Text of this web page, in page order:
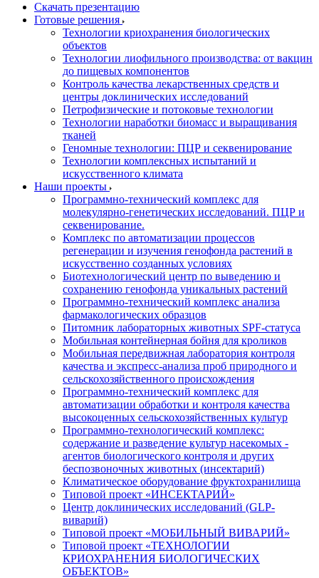
Скачать презентацию
Готовые решения
Технологии криохранения биологических
объектов
Технологии лиофильного производства: от вакцин
до пищевых компонентов
Контроль качества лекарственных средств и
центры доклинических исследований
Петрофизические и потоковые технологии
Технологии наработки биомасс и выращивания
тканей
Геномные технологии: ПЦР и секвенирование
Технологии комплексных испытаний и
искусственного климата
Наши проекты
Программно-технический комплекс для
молекулярно-генетических исследований. ПЦР и
секвенирование.
Комплекс по автоматизации процессов
регенерации и изучения генофонда растений в
искусственно созданных условиях
Биотехнологический центр по выведению и
сохранению генофонда уникальных растений
Программно-технический комплекс анализа
фармакологических образцов
Питомник лабораторных животных SPF-статуса
Мобильная контейнерная бойня для кроликов
Мобильная передвижная лаборатория контроля
качества и экспресс-анализа проб природного и
сельскохозяйственного происхождения
Программно-технический комплекс для
автоматизации обработки и контроля качества
высокоценных сельскохозяйственных культур
Программно-технологический комплекс:
содержание и разведение культур насекомых -
агентов биологического контроля и других
беспозвоночных животных (инсектарий)
Климатическое оборудование фруктохранилища
Типовой проект «ИНСЕКТАРИЙ»
Центр доклинических исследований (GLP-
виварий)
Типовой проект «МОБИЛЬНЫЙ ВИВАРИЙ»
Типовой проект «ТЕХНОЛОГИИ
КРИОХРАНЕНИЯ БИОЛОГИЧЕСКИХ
ОБЪЕКТОВ»